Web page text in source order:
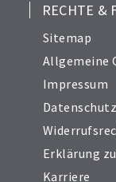
RECHTE &
Sitemap
Allgemeine
Impressum
Erklärung
Karriere